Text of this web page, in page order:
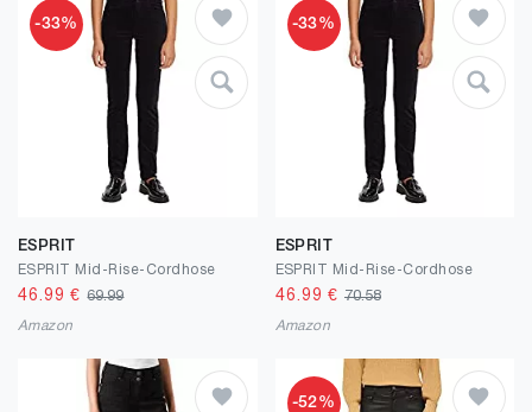
-33%
ESPRIT
ESPRIT Mid-Rise-Cordhose
46.99 €69.99
Amazon
-33%
ESPRIT
ESPRIT Mid-Rise-Cordhose
46.99 € 70.58
Amazon
-52%